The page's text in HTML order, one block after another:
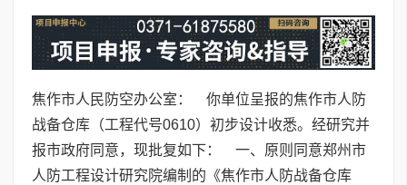
焦作市人民防空办公室： 你单位呈报的焦作市人防
战备仓库（工程代号0610）初步设计收悉。经研究并
报市政府同意，现批复如下： 一、原则同意郑州市
人防工程设计研究院编制的《焦作市人防战备仓库